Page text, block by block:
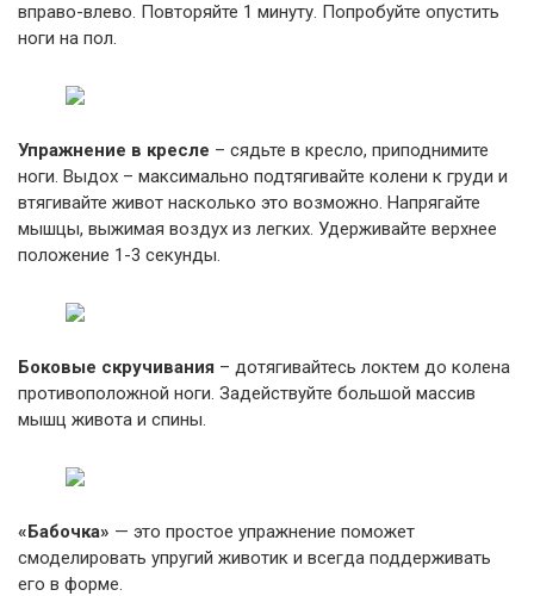
вправо-влево. Повторяйте 1 минуту. Попробуйте опустить
ноги на пол.
Упражнение в кресле – сядьте в кресло, приподнимите
ноги. Выдох – максимально подтягивайте колени к груди и
втягивайте живот насколько это возможно. Напрягайте
мышцы, выжимая воздух из легких. Удерживайте верхнее
положение 1-3 секунды.
Боковые скручивания – дотягивайтесь локтем до колена
противоположной ноги. Задействуйте большой массив
мышц живота и спины.
«Бабочка» — это простое упражнение поможет
смоделировать упругий животик и всегда поддерживать
его в форме.